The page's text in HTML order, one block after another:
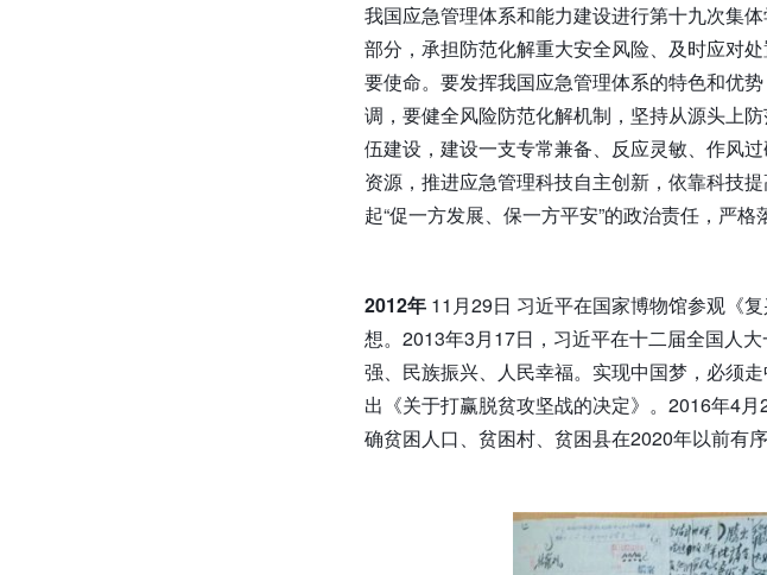
我国应急管理体系和能力建设进行第十九次集
部分，承担防范化解重大安全风险、及时应对
要使命。要发挥我国应急管理体系的特色和优
调，要健全风险防范化解机制，坚持从源头上
伍建设，建设一支专常兼备、反应灵敏、作风
资源，推进应急管理科技自主创新，依靠科技
起“促一方发展、保一方平安”的政治责任，严格
2012年 11月29日 习近平在国家博物馆参观《
想。2013年3月17日，习近平在十二届全国人
强、民族振兴、人民幸福。实现中国梦，必须
出《关于打赢脱贫攻坚战的决定》。2016年4
确贫困人口、贫困村、贫困县在2020年以前有